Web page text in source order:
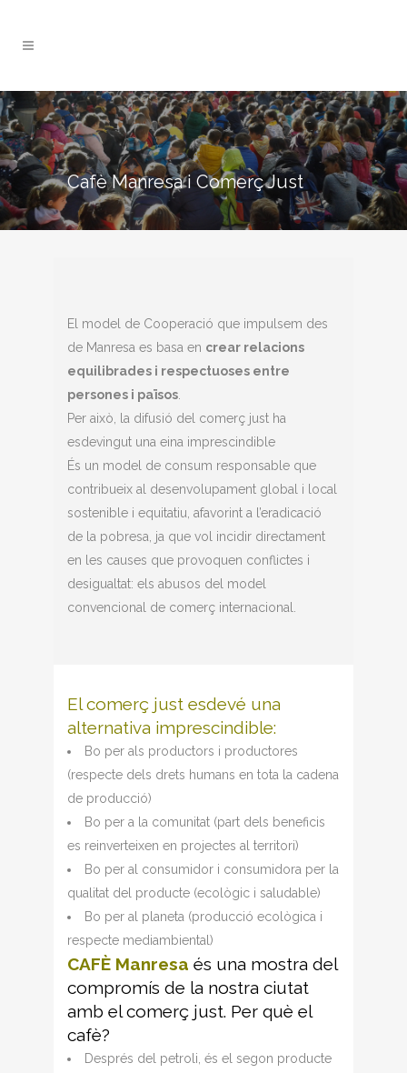
Cafè Manresa i Comerç Just
El model de Cooperació que impulsem des
de Manresa es basa en crear relacions
equilibrades i respectuoses entre
persones i països
Per això, la difusió del comerç just ha
esdevingut una eina imprescindible
És un model de consum responsable que
contribueix al desenvolupament global i local
sostenible i equitatiu, afavorint a l’eradicació
de la pobresa, ja que vol incidir directament
en les causes que provoquen conflictes i
desigualtat: els abusos del model
convencional de comerç internacional.
El comerç just esdevé una
alternativa imprescindible:
Bo per als productors i productores
(respecte dels drets humans en tota la cadena
de producció)
Bo per a la comunitat (part dels beneficis
es reinverteixen en projectes al territori)
Bo per al consumidor i consumidora per la
qualitat del producte (ecològic i saludable)
Bo per al planeta (producció ecològica i
respecte mediambiental)
CAFÈ Manresa és una mostra del
compromís de la nostra ciutat
amb el comerç just. Per què el
cafè?
Després del petroli, és el segon producte